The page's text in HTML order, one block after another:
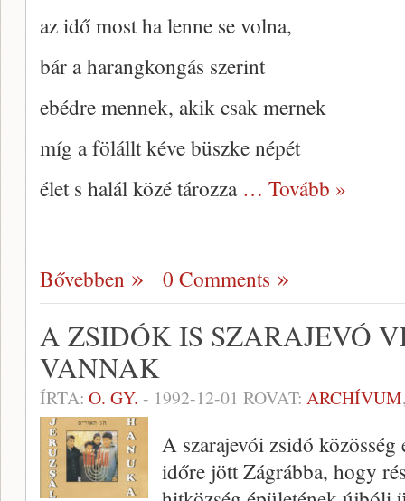
az idő most ha lenne se volna,
bár a harangkongás szerint
ebédre mennek, akik csak mernek
míg a fölállt kéve büszke népét
élet s halál közé tározza … Tovább »
Bővebben 0 Comments
A ZSIDÓK IS SZARAJEVÓ
VANNAK
ÍRTA: O. GY. - 1992-12-01 ROVAT: ARCHÍVUM
A szarajevói zsidó
időre jött Zágrábba, hogy